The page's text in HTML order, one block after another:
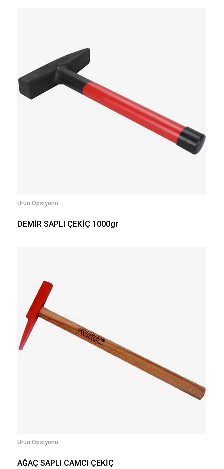
Ürün Opsiyonu
DEMİR SAPLI ÇEKİÇ 1000gr
Ürün Opsiyonu
AĞAÇ SAPLI CAMCI ÇEKİÇ